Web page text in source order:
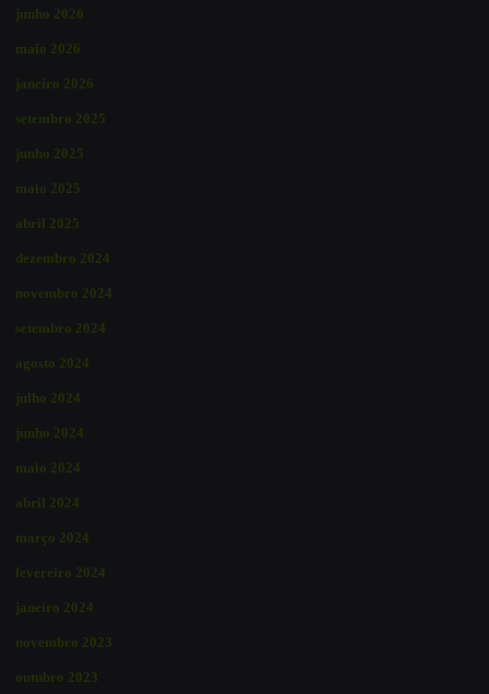
junho 2026
maio 2026
janeiro 2026
setembro 2025
junho 2025
maio 2025
abril 2025
dezembro 2024
novembro 2024
setembro 2024
agosto 2024
julho 2024
junho 2024
maio 2024
abril 2024
março 2024
fevereiro 2024
janeiro 2024
novembro 2023
outubro 2023